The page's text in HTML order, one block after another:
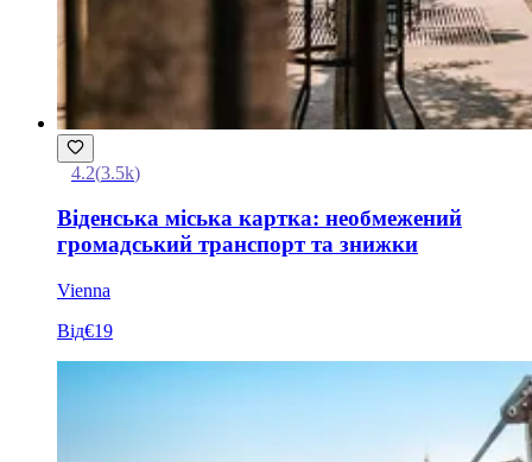
4.2(3.5k)
Віденська міська картка: необмежений
громадський транспорт та знижки
Vienna
Від€19